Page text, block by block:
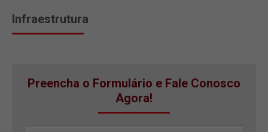
Infraestrutura
Preencha o Formulário e Fale Conosco
Agora!